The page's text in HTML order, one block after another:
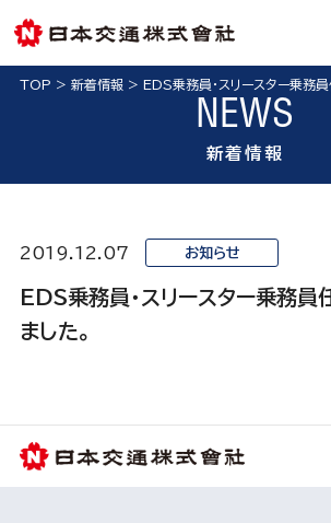
TOP > 新着情報> EDS乗務員・スリースター乗務員
NEWS
新着情報
2019.12.07 お知らせ
EDS乗務員・スリースター乗務員
ました。